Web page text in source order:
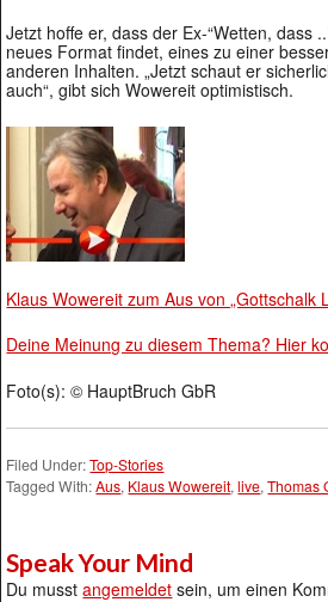
Jetzt hoffe er, dass der Ex-“Wetten, dass
neues Format findet, eines zu einer
anderen Inhalten. „Jetzt schaut er
auch“, gibt sich Wowereit optimistisch.
Klaus Wowereit zum Aus von „Gottschalk
Deine Meinung zu diesem Thema? Hier
Foto(s): © HauptBruch GbR
Filed Under:Top-Stories
Tagged With:Aus, Klaus Wowereit,live,Thomas
Speak Your Mind
Du musstangemeldet sein, um einen